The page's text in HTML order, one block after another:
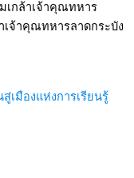
เกล้าเจ้าคุณทหาร
เจ้าคุณทหารลาดกระบัง
เมืองแห่งการเรียนรู้